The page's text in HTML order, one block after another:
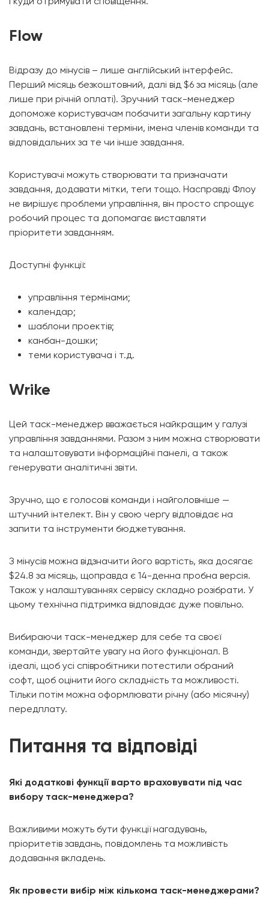
Flow
Відразу до мінусів – лише англійський інтерфейс.
Перший місяць безкоштовний, далі від $6 за місяць (але
лише при річній оплаті). Зручний таск-менеджер
допоможе користувачам побачити загальну картину
завдань, встановлені терміни, імена членів команди та
відповідальних за те чи інше завдання.
Користувачі можуть створювати та призначати
завдання, додавати мітки, теги тощо. Насправді Флоу
не вирішує проблеми управління, він просто спрощує
робочий процес та допомагає виставляти
пріоритети завданням.
Доступні функції:
управління термінами;
календар;
шаблони проектів;
канбан-дошки;
теми користувача і т.д.
Wrike
Цей таск-менеджер вважається найкращим у галузі
управління завданнями. Разом з ним можна створювати
та налаштовувати інформаційні панелі, а також
генерувати аналітичні звіти.
Зручно, що є голосові команди і найголовніше —
штучний інтелект. Він у свою чергу відповідає на
запити та інструменти бюджетування.
З мінусів можна відзначити його вартість, яка досягає
$24.8 за місяць, щоправда є 14-денна пробна версія.
Також у налаштуваннях сервісу складно розібрати. У
цьому технічна підтримка відповідає дуже повільно.
Вибираючи таск-менеджер для себе та своєї
команди, звертайте увагу на його функціонал. В
ідеалі, щоб усі співробітники потестили обраний
софт, щоб оцінити його складність та можливості.
Тільки потім можна оформлювати річну (або місячну)
передплату.
Питання та відповіді
Які додаткові функції варто враховувати під час
вибору таск-менеджера?
Важливими можуть бути функції нагадувань,
пріоритетів завдань, повідомлень та можливість
додавання вкладень.
Як провести вибір між кількома таск-менеджерами?